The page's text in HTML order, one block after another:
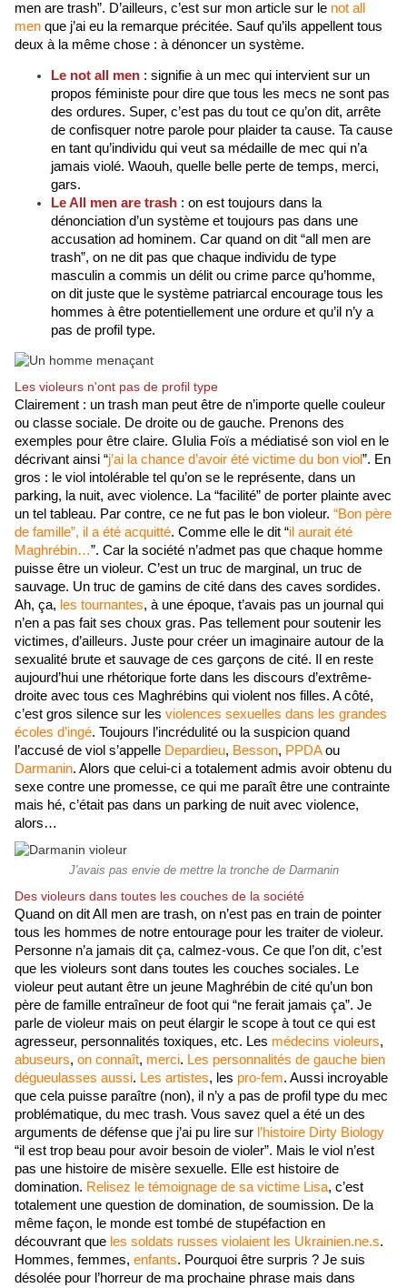
men are trash”. D’ailleurs, c’est sur mon article sur le not all
men que j’ai eu la remarque précitée. Sauf qu’ils appellent tous
deux à la même chose : à dénoncer un système.
Le not all men : signifie à un mec qui intervient sur un
propos féministe pour dire que tous les mecs ne sont pas
des ordures. Super, c’est pas du tout ce qu’on dit, arrête
de confisquer notre parole pour plaider ta cause. Ta cause
en tant qu’individu qui veut sa médaille de mec qui n’a
jamais violé. Waouh, quelle belle perte de temps, merci,
gars.
Le All men are trash : on est toujours dans la
dénonciation d’un système et toujours pas dans une
accusation ad hominem. Car quand on dit “all men are
trash”, on ne dit pas que chaque individu de type
masculin a commis un délit ou crime parce qu’homme,
on dit juste que le système patriarcal encourage tous les
hommes à être potentiellement une ordure et qu’il n’y a
pas de profil type.
Les violeurs n'ont pas de profil type
Clairement : un trash man peut être de n’importe quelle couleur
ou classe sociale. De droite ou de gauche. Prenons des
exemples pour être claire. GIulia Foïs a médiatisé son viol en le
décrivant ainsi “j’ai la chance d’avoir été victime du bon viol”. En
gros : le viol intolérable tel qu’on se le représente, dans un
parking, la nuit, avec violence. La “facilité” de porter plainte avec
un tel tableau. Par contre, ce ne fut pas le bon violeur. “Bon père
de famille”, il a été acquitté. Comme elle le dit “il aurait été
Maghrébin…”. Car la société n’admet pas que chaque homme
puisse être un violeur. C’est un truc de marginal, un truc de
sauvage. Un truc de gamins de cité dans des caves sordides.
Ah, ça, les tournantes, à une époque, t’avais pas un journal qui
n’en a pas fait ses choux gras. Pas tellement pour soutenir les
victimes, d’ailleurs. Juste pour créer un imaginaire autour de la
sexualité brute et sauvage de ces garçons de cité. Il en reste
aujourd’hui une rhétorique forte dans les discours d’extrême-
droite avec tous ces Maghrébins qui violent nos filles. A côté,
c’est gros silence sur les violences sexuelles dans les grandes
écoles d’ingé. Toujours l’incrédulité ou la suspicion quand
l’accusé de viol s’appelle Depardieu, Besson, PPDA
Darmanin. Alors que celui-ci a totalement admis avoir obtenu du
sexe contre une promesse, ce qui me paraît être une contrainte
mais hé, c’était pas dans un parking de nuit avec violence,
alors…
J'avais pas envie de mettre la tronche de Darmanin
Des violeurs dans toutes les couches de la société
Quand on dit All men are trash, on n’est pas en train de pointer
tous les hommes de notre entourage pour les traiter de violeur.
Personne n’a jamais dit ça, calmez-vous. Ce que l’on dit, c’est
que les violeurs sont dans toutes les couches sociales. Le
violeur peut autant être un jeune Maghrébin de cité qu’un bon
père de famille entraîneur de foot qui “ne ferait jamais ça”. Je
parle de violeur mais on peut élargir le scope à tout ce qui est
agresseur, personnalités toxiques, etc. Les médecins violeurs
abuseurs, on connaît, merci. Les personnalités de gauche bien
dégueulasses aussi. Les artistes, les pro-fem. Aussi incroyable
que cela puisse paraître (non), il n’y a pas de profil type du mec
problématique, du mec trash. Vous savez quel a été un des
arguments de défense que j’ai pu lire sur l’histoire Dirty Biology
“il est trop beau pour avoir besoin de violer”. Mais le viol n’est
pas une histoire de misère sexuelle. Elle est histoire de
domination. Relisez le témoignage de sa victime Lisa, c’est
totalement une question de domination, de soumission. De la
même façon, le monde est tombé de stupéfaction en
découvrant que les soldats russes violaient les Ukrainien.ne.s.
Hommes, femmes, enfants. Pourquoi être surpris ? Je suis
désolée pour l’horreur de ma prochaine phrase mais dans